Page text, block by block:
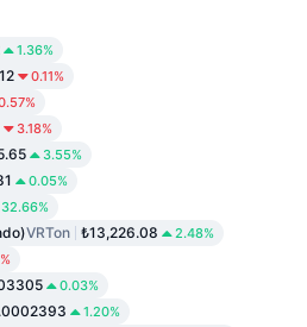
1.36%
0.11%
3.18%
3.55%
0.05%
32.66%
VRTon ₺13,226.08 2.48%
0.03%
1.20%